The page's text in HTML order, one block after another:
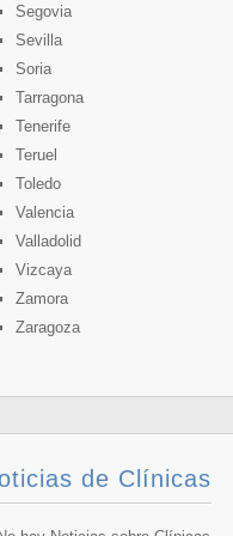
Segovia
Sevilla
Soria
Tarragona
Tenerife
Teruel
Toledo
Valencia
Valladolid
Vizcaya
Zamora
Zaragoza
de Clínicas